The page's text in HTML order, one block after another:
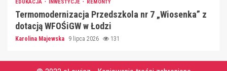
EDUKACJA INWESTYCJE REMONTY
Termomodernizacja Przedszkola nr 7 „Wiosenka” z
dotacją WFOŚiGW w Łodzi
Karolina Majewska 9 lipca 2026 131